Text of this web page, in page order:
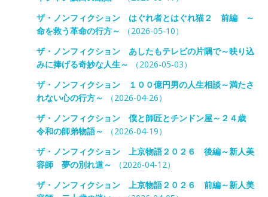
ザ・ノンフィクション はぐれ者とはぐれ猫２ 前編 ～
命を救う革命の行方～
（2026-05-10）
ザ・ノンフィクション あしたもテレビの片隅で～映り込
みに捧げる奇妙な人生～
（2026-05-03）
ザ・ノンフィクション １００億円男の人生相談～満たさ
れない心の行方～
（2026-04-26）
ザ・ノンフィクション 僕と師匠とチンドン屋～２４歳
令和の師弟物語～
（2026-04-19）
ザ・ノンフィクション 上京物語２０２６ 後編～新人美
容師 夢の別れ道～
（2026-04-12）
ザ・ノンフィクション 上京物語２０２６ 前編～新人美